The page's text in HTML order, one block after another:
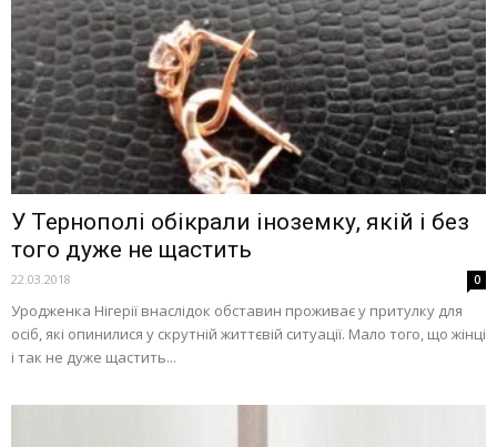
У Тернополі обікрали іноземку, якій і без
того дуже не щастить
22.03.2018 0
Уродженка Нігерії внаслідок обставин проживає у притулку для
осіб, які опинилися у скрутній життєвій ситуації. Мало того, що жінці
і так не дуже щастить...